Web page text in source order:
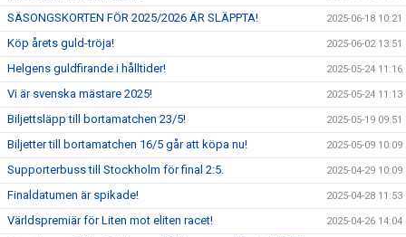
SÄSONGSKORTEN FÖR 2025/2026 ÄR SLÄPPTA! 2025-06-18 10:21
Köp årets guld-tröja! 2025-06-02 13:51
Helgens guldfirande i hålltider! 2025-05-24 11:16
Vi är svenska mästare 2025! 2025-05-24 11:13
Biljettsläpp till bortamatchen 23/5! 2025-05-19 09:51
Biljetter till bortamatchen 16/5 går att köpa nu! 2025-05-09 10:09
Supporterbuss till Stockholm för final 2:5. 2025-04-29 10:09
Finaldatumen är spikade! 2025-04-28 11:53
Världspremiär för Liten mot eliten racet! 2025-04-26 14:04